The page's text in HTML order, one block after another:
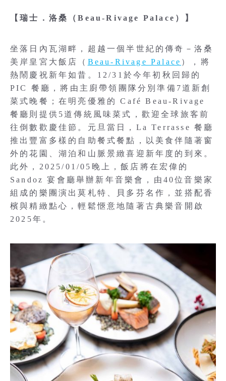
【瑞士．洛桑（Beau-Rivage Palace）】
坐落日內瓦湖畔，超越一個半世紀的傳奇－洛桑
美岸皇宮大飯店（ Beau-Rivage Palace ），將
熱鬧慶祝新年如昔。12/31於今年初秋回歸的
PIC 餐廳，將由主廚帶領團隊分別準備7道新創
菜式晚餐；在明亮優雅的 Café Beau-Rivage
餐廳則提供5道傳統風味菜式，歡迎全球旅客前
往倒數歡慶佳節。元旦當日，La Terrasse 餐廳
推出豐富多樣的自助餐式餐點，以美食伴隨著窗
外的花園、湖泊和山脈景緻喜迎新年度的到來。
此外，2025/01/05晚上，飯店將在宏偉的
Sandoz 宴會廳舉辦新年音樂會，由40位音樂家
組成的樂團演出莫札特、貝多芬名作，並搭配香
檳與精緻點心，輕鬆愜意地隨著古典樂音開啟
2025年。